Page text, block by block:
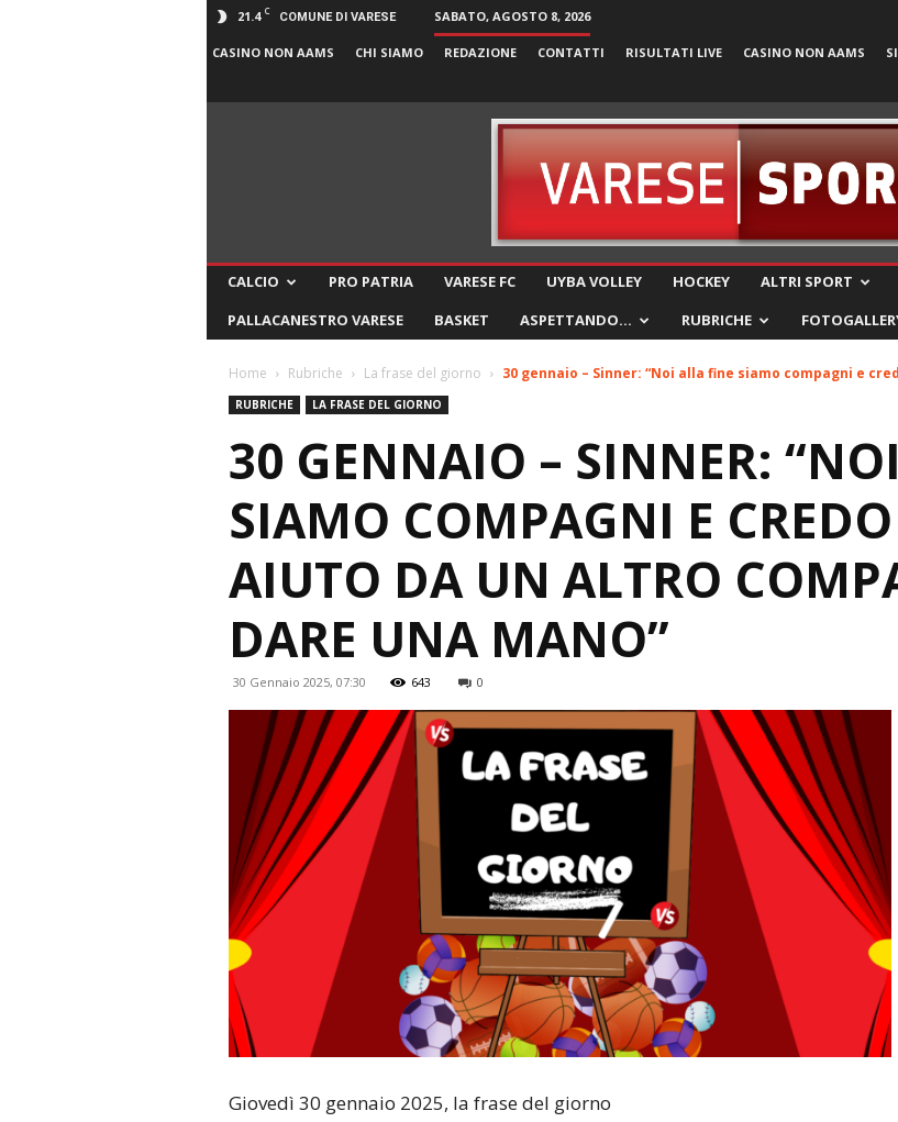
21.4 C COMUNE DI VARESE SABATO, AGOSTO 8, 2026
CASINO NON AAMS CHI SIAMO REDAZIONE CONTATTI RISULTATI LIVE CASINO NON AAMS
CALCIO PRO PATRIA VARESE FC UYBA VOLLEY HOCKEY ALTRI SPORT
PALLACANESTRO VARESE
BASKET ASPETTANDO… RUBRICHE
Home Rubriche La frase del giorno 30 gennaio – Sinner: “Noi alla fine siamo compagni e
RUBRICHE LA FRASE DEL GIORNO
30 GENNAIO – SINNER:
SIAMO COMPAGNI E
AIUTO DA UN ALTRO
DARE UNA MANO”
30 Gennaio 2025, 07:30 643 0
Giovedì 30 gennaio 2025, la frase del giorno